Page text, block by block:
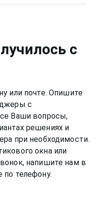
окон Brusbox с
или почте. Опишите
с
Ваши вопросы,
решениях и
при необходимости.
окна или
напишите нам в
по телефону.